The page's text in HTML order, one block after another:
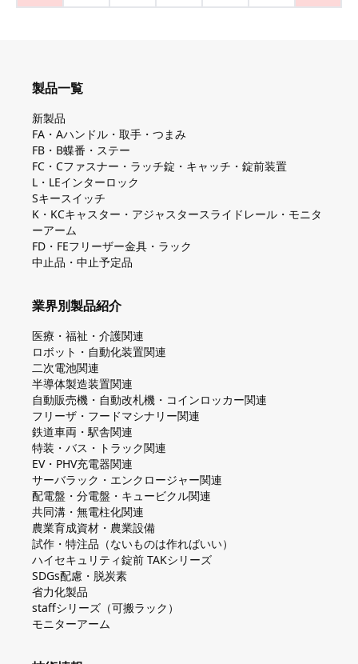
製品一覧
新製品
FA・Aハンドル・取手・つまみ
FB・B蝶番・ステー
FC・Cファスナー・ラッチ錠・キャッチ・錠前装置
L・LEインターロック
Sキースイッチ
K・KCキャスター・アジャスタースライドレール・モニタ
ーアーム
FD・FEフリーザー金具・ラック
中止品・中止予定品
業界別製品紹介
医療・福祉・介護関連
ロボット・自動化装置関連
二次電池関連
半導体製造装置関連
自動販売機・自動改札機・コインロッカー関連
フリーザ・フードマシナリー関連
鉄道車両・駅舎関連
特装・バス・トラック関連
EV・PHV充電器関連
サーバラック・エンクロージャー関連
配電盤・分電盤・キュービクル関連
共同溝・無電柱化関連
農業育成資材・農業設備
試作・特注品（ないものは作ればいい）
ハイセキュリティ錠前 TAKシリーズ
SDGs配慮・脱炭素
省力化製品
staffシリーズ（可搬ラック）
モニターアーム